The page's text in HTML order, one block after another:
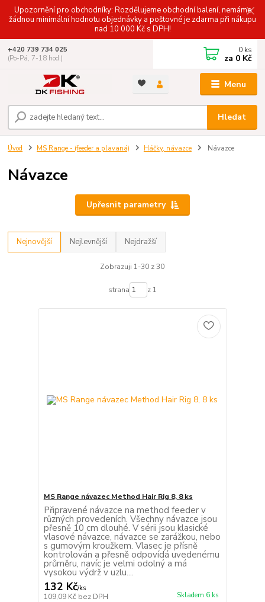
Upozornění pro obchodníky: Rozdělujeme obchodní balení, nemáme
žádnou minimální hodnotu objednávky a poštovné je zdarma při nákupu
nad 10 000 Kč s DPH!
Menu
Hledat
+420 739 734 025
(Po-Pá, 7-18 hod.)
0 ks
za 0 Kč
Úvod MS Range - (feeder a plavaná) Háčky, návazce Návazce
Návazce
Upřesnit parametry
Nejnovější Nejlevnější Nejdražší
Zobrazuji 1-30 z 30
strana z 1
MS Range návazec Method Hair Rig 8, 8 ks
Připravené návazce na method feeder v
různých provedeních. Všechny návazce jsou
přesně 10 cm dlouhé. V sérii jsou klasické
vlasové návazce, návazce se zarážkou, nebo
s gumovým kroužkem. Vlasec je přísně
kontrolován a přesně odpovídá uvedenému
průměru, navíc je velmi odolný a má
vysokou výdrž v uzlu....
132 Kč/ks
109,09 Kč bez DPH Skladem 6 ks